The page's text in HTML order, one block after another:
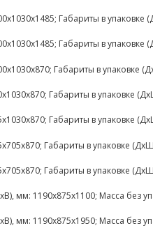
Габариты в упаковке
Габариты в упаковке
Габариты в упаковке
Габариты в упаковке
Габариты в упаковке
Габариты в упаковке
Габариты в упаковке
мм: 1190х875х1100; Масса без
мм: 1190х875х1950; Масса без